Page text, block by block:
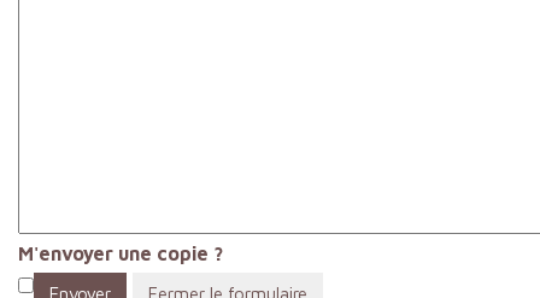
M'envoyer une copie ?
Envoyer
Fermer le formulaire